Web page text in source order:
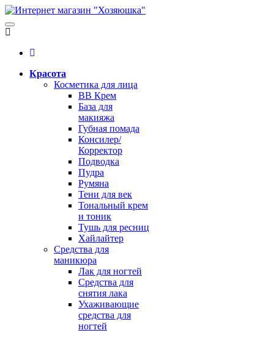
Красота
Косметика для лица
BB Крем
База для
макияжа
Губная помада
Консилер/
Корректор
Подводка
Пудра
Румяна
Тени для век
Тональный крем
и тоник
Тушь для ресниц
Хайлайтер
Средства для
маникюра
Лак для ногтей
Средства для
снятия лака
Ухаживающие
средства для
ногтей